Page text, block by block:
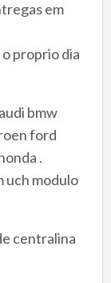
em
proprio dia
bmw
ford
.
uch modulo
centralina